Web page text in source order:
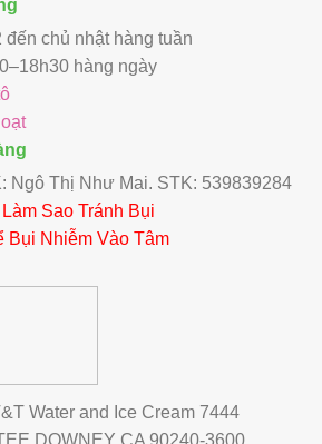
đến chủ nhật hàng tuần
hàng ngày
Ngô Thị Như Mai. STK: 539839284
Sao Tránh Bụi
Nhiễm Vào Tâm
Water and Ice Cream 7444
DOWNEY CA 90240-3600.